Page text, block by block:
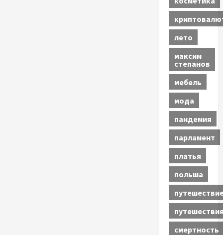
лето
максим
степанов
мебель
мода
пандемия
парламент
платья
польша
смертность